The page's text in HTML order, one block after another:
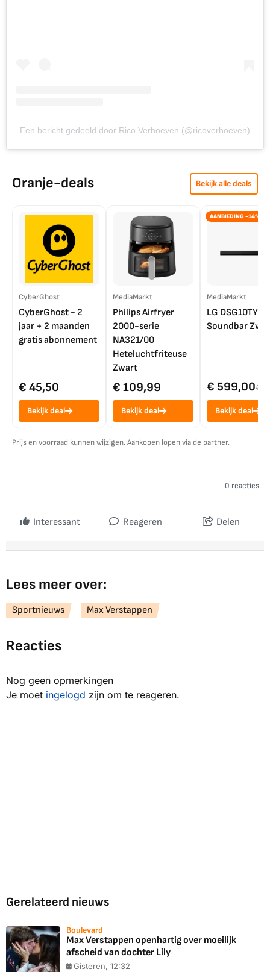
Een bericht gedeeld door Rico Verhoeven (@ricoverhoeven)
Oranje-deals Bekijk alle deals
CyberGhost
CyberGhost - 2
jaar + 2 maanden
gratis abonnement
€ 45,50
Bekijk deal
MediaMarkt
Philips Airfryer
2000-serie
NA321/00
Heteluchtfriteuse
Zwart
€ 109,99
Bekijk deal
AANBIEDING -14%
MediaMarkt
LG DSG10TY
Soundbar
€ 599,00€
Bekijk deal
Prijs en voorraad kunnen wijzigen. Aankopen lopen via de partner.
0 reacties
Interessant Reageren Delen
Lees meer over:
Sportnieuws Max Verstappen
Reacties
Nog geen opmerkingen
Je moet ingelogd zijn om te reageren.
Gerelateerd nieuws
Boulevard
Max Verstappen openhartig over moeilijk
afscheid van dochter Lily
Gisteren, 12:32